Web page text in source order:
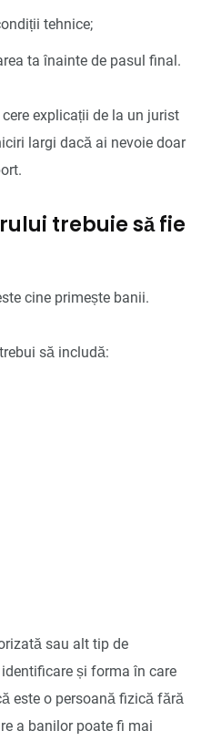
tehnice;
ta înainte de pasul final.
explicații de la un jurist
largi dacă ai nevoie doar
trebuie să fie
cine primește banii.
să includă:
sau alt tip de
și forma în care
este o persoană fizică fără
a banilor poate fi mai